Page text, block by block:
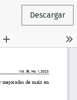
Descargar